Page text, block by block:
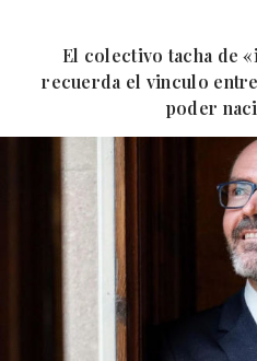
El colectivo tacha de
recuerda el vinculo
poder